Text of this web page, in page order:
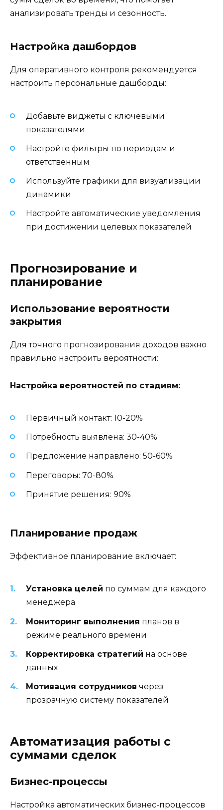
анализировать тренды и сезонность.
Настройка дашбордов
Для оперативного контроля рекомендуется
настроить персональные дашборды:
Добавьте виджеты с ключевыми
показателями
Настройте фильтры по периодам и
ответственным
Используйте графики для визуализации
динамики
Настройте автоматические уведомления
при достижении целевых показателей
Прогнозирование и
планирование
Использование вероятности
закрытия
Для точного прогнозирования доходов важно
правильно настроить вероятности:
Настройка вероятностей по стадиям:
Первичный контакт: 10-20%
Потребность выявлена: 30-40%
Предложение направлено: 50-60%
Переговоры: 70-80%
Принятие решения: 90%
Планирование продаж
Эффективное планирование включает:
Установка целей по суммам для каждого
менеджера
Мониторинг выполнения планов в
режиме реального времени
Корректировка стратегий на основе
данных
Мотивация сотрудников через
прозрачную систему показателей
Автоматизация работы с
суммами сделок
Бизнес-процессы
Настройка автоматических бизнес-процессов